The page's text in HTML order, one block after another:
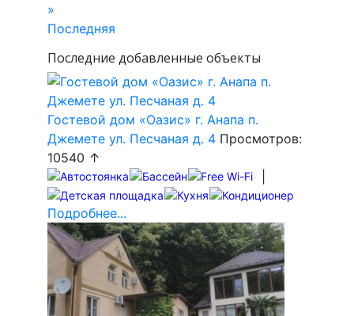
»
Последняя
Последние добавленные объекты
Гостевой дом «Оазис» г. Анапа п.
Джемете ул. Песчаная д. 4 Просмотров:
10540 ↑
Подробнее...